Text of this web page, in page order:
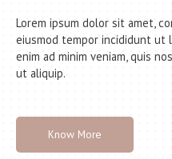
Lorem ipsum dolor sit amet,
eiusmod tempor incididunt ut
enim ad minim veniam, quis
ut aliquip.
Know More